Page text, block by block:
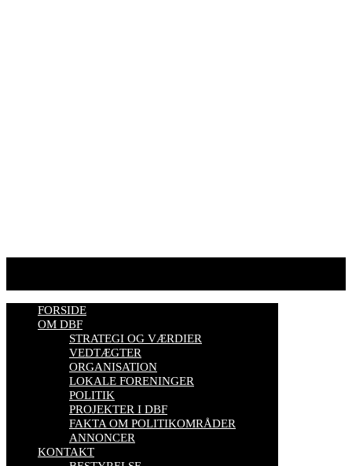
FORSIDE
OM DBF
STRATEGI OG VÆRDIER
VEDTÆGTER
ORGANISATION
LOKALE FORENINGER
POLITIK
PROJEKTER I DBF
FAKTA OM POLITIKOMRÅDER
ANNONCER
KONTAKT